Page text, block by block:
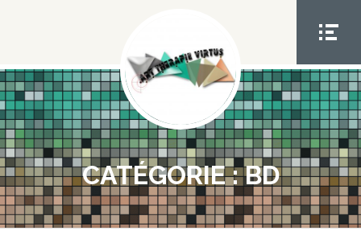
MEN
U
SOCIA
L
CATÉGORIE :BD